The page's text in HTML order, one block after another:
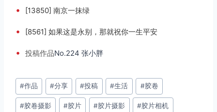
• [13850] 南京一抹绿
• [8561] 如果这是永别，那就祝你一生平安
• 投稿作品No.224 张小胖
文
章
标
#作品 #分享 #投稿 #生活 #胶卷
#胶卷摄影 #胶片 #胶片摄影 #胶片相机